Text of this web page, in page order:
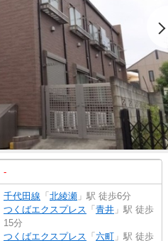
-
千代田線 「北綾瀬 」駅 徒歩6分
つくばエクスプレス 「青井 」駅 徒歩
15分
つくばエクスプレス 「六町 」駅 徒歩